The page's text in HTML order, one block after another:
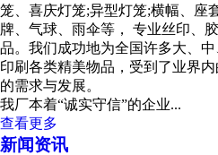
笼、喜庆灯笼;异型灯笼;横幅、座
牌、气球、雨伞等， 专业丝印、
品。我们成功地为全国许多大、
印刷各类精美物品，受到了业界
的需求与发展。
我厂本着“诚实守信”的企业...
查看更多
新闻资讯